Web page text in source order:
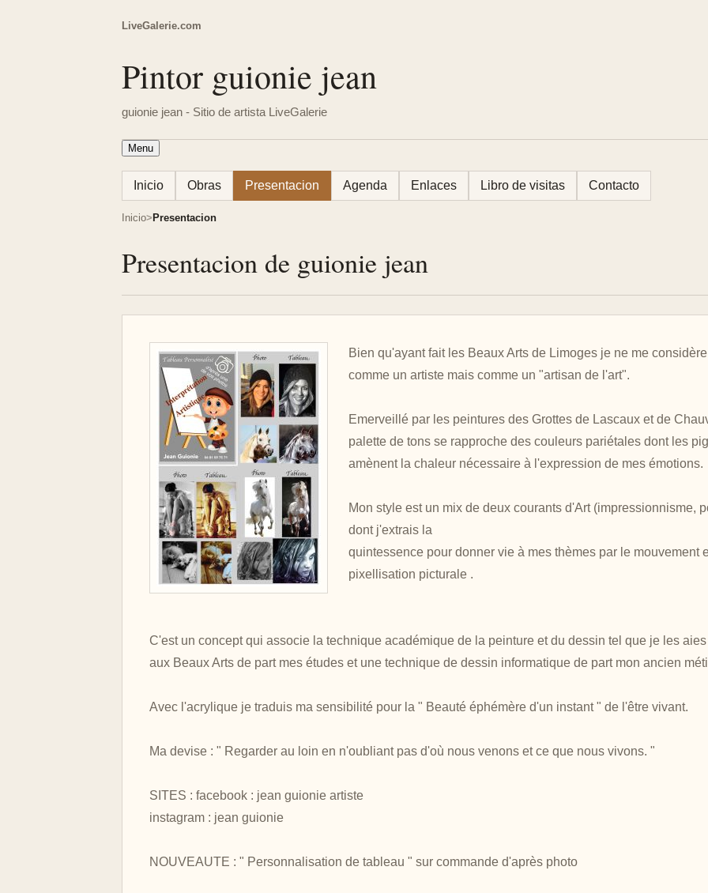
LiveGalerie.com
Pintor guionie jean
guionie jean - Sitio de artista LiveGalerie
Menu
Inicio Obras Presentacion Agenda Enlaces Libro de visitas Contacto
Inicio Presentacion
Presentacion de guionie jean
Bien qu'ayant fait les Beaux Arts de Limoges je ne me
comme un artiste mais comme un "artisan de l'art".
Emerveillé par les peintures des Grottes de Lascaux et de
palette de tons se rapproche des couleurs pariétales dont les
amènent la chaleur nécessaire à l'expression de mes émotions.
Mon style est un mix de deux courants d'Art (impressionnisme,
dont j'extrais la
quintessence pour donner vie à mes thèmes par le mouvement
pixellisation picturale .
C'est un concept qui associe la technique académique de la peinture et du dessin tel que je les
aux Beaux Arts de part mes études et une technique de dessin informatique de part mon ancien
Avec l'acrylique je traduis ma sensibilité pour la " Beauté éphémère d'un instant " de l'être vivant.
Ma devise : " Regarder au loin en n'oubliant pas d'où nous venons et ce que nous vivons. "
SITES : facebook : jean guionie artiste
instagram : jean guionie
NOUVEAUTE : " Personnalisation de tableau " sur commande d'après photo